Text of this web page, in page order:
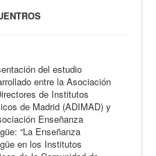
del estudio
entre la Asociación
de Institutos
de Madrid (ADIMAD) y
Enseñanza
“La Enseñanza
en los Institutos